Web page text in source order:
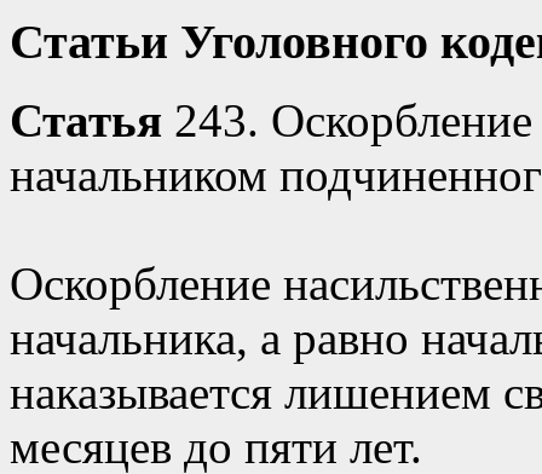
Статьи Уголовного
Статья 243.
начальником
Оскорбление
начальника, а равно
наказывается лишением
месяцев до пяти лет.